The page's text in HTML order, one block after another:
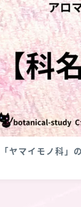
ヤマイモノ科」